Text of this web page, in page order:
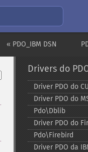
« PDO_IBM DSN
Drivers do
Driver PDO do
Driver PDO do
Pdo\Dblib
Driver PDO do
Pdo\Firebird
Driver PDO da